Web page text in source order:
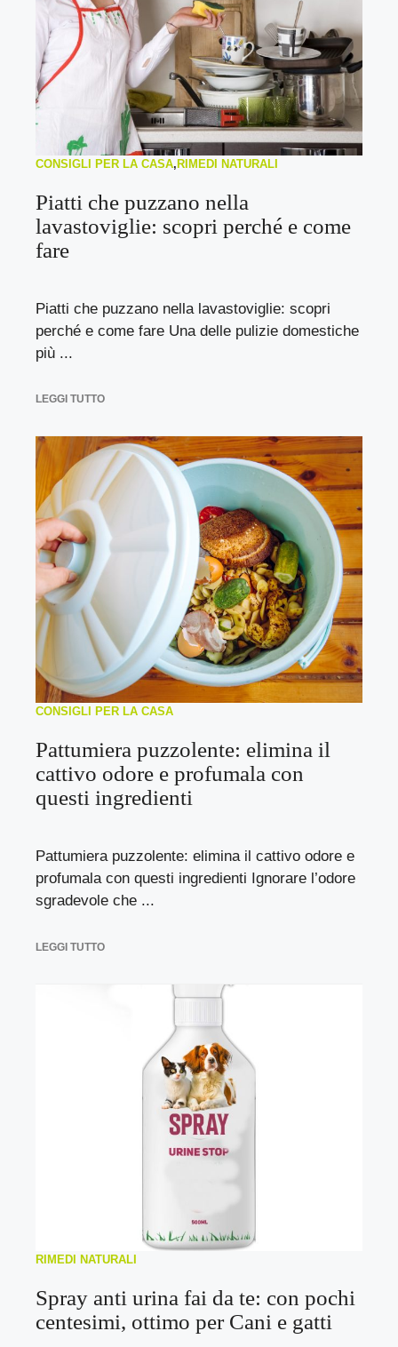
CONSIGLI PER LA CASA,RIMEDI NATURALI
Piatti che puzzano nella
lavastoviglie: scopri perché e come
fare
Piatti che puzzano nella lavastoviglie: scopri
perché e come fare Una delle pulizie domestiche
più ...
LEGGI TUTTO
CONSIGLI PER LA CASA
Pattumiera puzzolente: elimina il
cattivo odore e profumala con
questi ingredienti
Pattumiera puzzolente: elimina il cattivo odore e
profumala con questi ingredienti Ignorare l’odore
sgradevole che ...
LEGGI TUTTO
RIMEDI NATURALI
Spray anti urina fai da te: con pochi
centesimi, ottimo per Cani e gatti